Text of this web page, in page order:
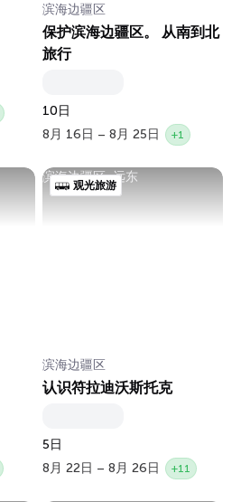
滨海边疆区
保护滨海边疆区。 从南到北
旅行
10日
8月 16日 – 8月 25日
+1
观光旅游
滨海边疆区, 远东
滨海边疆区
认识符拉迪沃斯托克
5日
8月 22日 – 8月 26日
+11